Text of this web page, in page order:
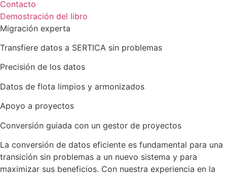
Contacto
Demostración del libro
Migración experta
Transfiere datos a SERTICA sin problemas
Precisión de los datos
Datos de flota limpios y armonizados
Apoyo a proyectos
Conversión guiada con un gestor de proyectos
La conversión de datos eficiente es fundamental para una
transición sin problemas a un nuevo sistema y para
maximizar sus beneficios. Con nuestra experiencia en la